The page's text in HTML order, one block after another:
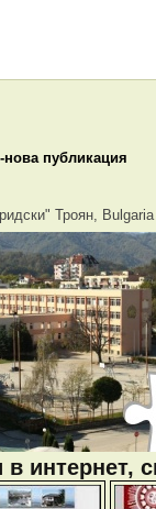
нова публикация
Троян, Bulgaria
в интернет,